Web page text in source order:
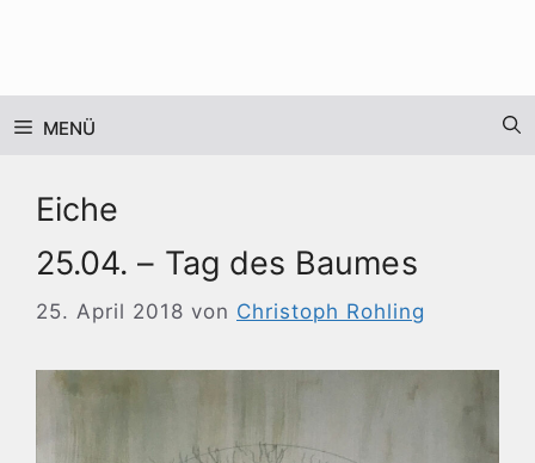
MENÜ
Eiche
25.04. – Tag des Baumes
25. April 2018 von Christoph Rohling